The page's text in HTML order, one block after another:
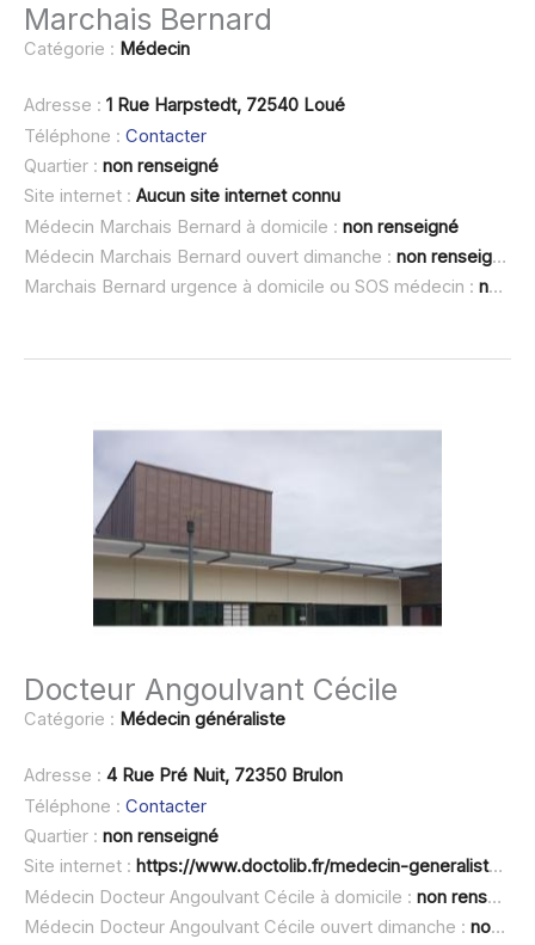
Marchais Bernard
Catégorie : Médecin
Adresse : 1 Rue Harpstedt, 72540 Loué
Téléphone : Contacter
Quartier : non renseigné
Site internet : Aucun site internet connu
Médecin Marchais Bernard à domicile : non renseigné
Médecin Marchais Bernard ouvert dimanche : non renseigné
Marchais Bernard urgence à domicile ou SOS médecin : non renseigné
Docteur Angoulvant Cécile
Catégorie : Médecin généraliste
Adresse : 4 Rue Pré Nuit, 72350 Brulon
Téléphone : Contacter
Quartier : non renseigné
Site internet : https://www.doctolib.fr/medecin-generaliste/brulon/c2cile-angoulvant
Médecin Docteur Angoulvant Cécile à domicile : non renseigné
Médecin Docteur Angoulvant Cécile ouvert dimanche : non renseigné